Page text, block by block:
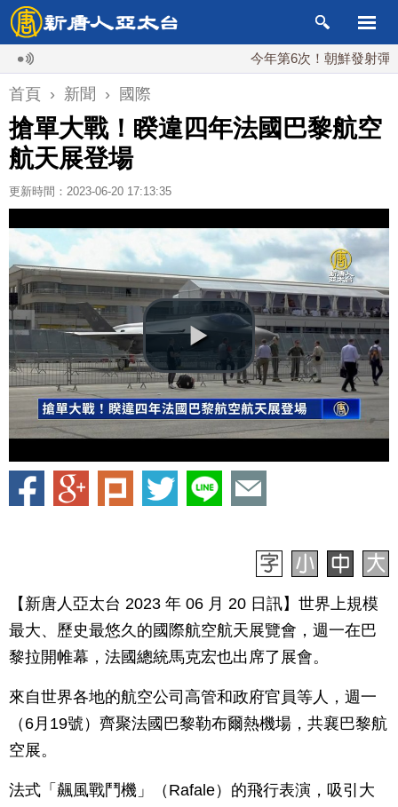
今年第6次！朝鮮發射彈道導彈
首頁 › 新聞 › 國際
搶單大戰！睽違四年法國巴黎航空
航天展登場
更新時間：2023-06-20 17:13:35
【新唐人亞太台 2023 年 06 月 20 日訊】世界上規模
最大、歷史最悠久的國際航空航天展覽會，週一在巴
黎拉開帷幕，法國總統馬克宏也出席了展會。
來自世界各地的航空公司高管和政府官員等人，週一
（6月19號）齊聚法國巴黎勒布爾熱機場，共襄巴黎航
空展。
法式「飆風戰鬥機」（Rafale）的飛行表演，吸引大